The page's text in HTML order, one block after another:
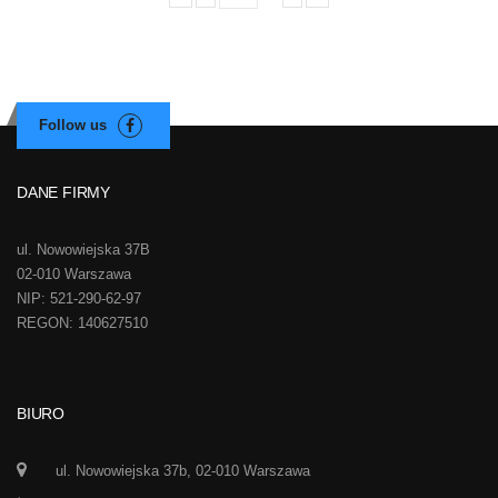
DANE FIRMY
ul. Nowowiejska 37B
02-010 Warszawa
NIP: 521-290-62-97
REGON: 140627510
BIURO
ul. Nowowiejska 37b, 02-010 Warszawa